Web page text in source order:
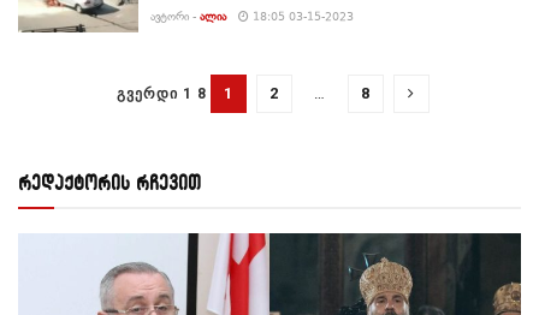
ᲐᲕᲢᲝᲠᲘ - ᲐᲚᲘᲐ 18:05 03-15-2023
ᲒᲕᲔᲠᲓᲘ 1 8 1 2 … 8
რედაქტორის რჩევით